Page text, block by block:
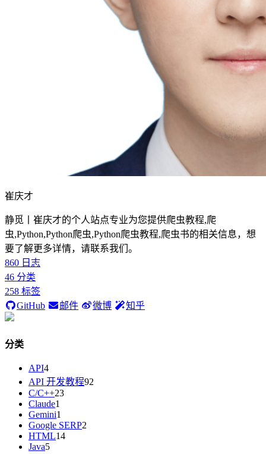
崔庆才
静觅丨崔庆才的个人站点专业为您提供爬虫教程,爬
虫,Python,Python爬虫,Python爬虫教程,爬虫书的相关信息，想
要了解更多详情，请联系我们。
860 日志
46 分类
258 标签
GitHub
邮件 微博 知乎
分类
API4
API 开发教程92
C/C++23
Claude1
Gemini1
Google SERP2
HTML14
Java5